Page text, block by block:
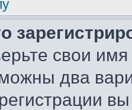
свои
два